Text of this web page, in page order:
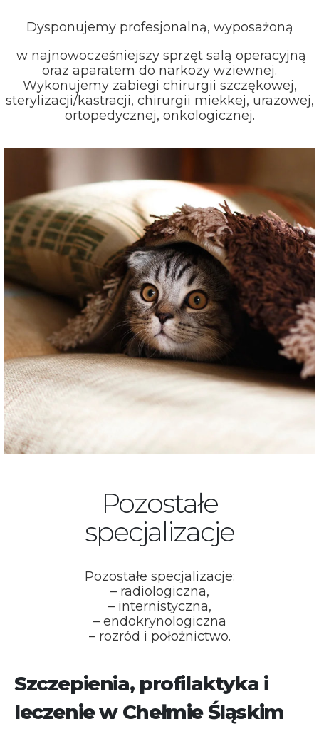
Dysponujemy profesjonalną, wyposażoną
w najnowocześniejszy sprzęt salą operacyjną
oraz aparatem do narkozy wziewnej.
Wykonujemy zabiegi chirurgii szczękowej,
sterylizacji/kastracji, chirurgii miekkej, urazowej,
ortopedycznej, onkologicznej.
Pozostałe
specjalizacje
Pozostałe specjalizacje:
– radiologiczna,
– internistyczna,
– endokrynologiczna
– rozród i położnictwo.
Szczepienia, profilaktyka i
leczenie w Chełmie Śląskim